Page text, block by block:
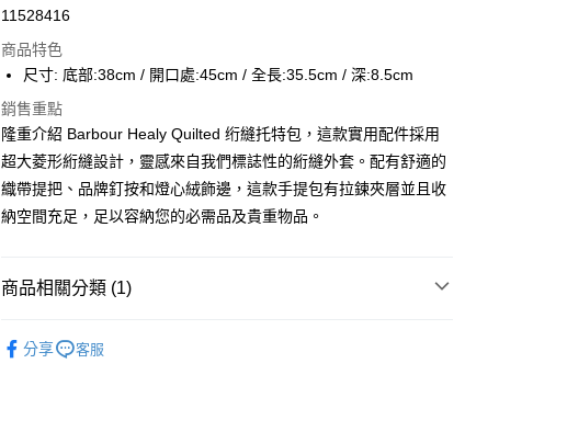
3 期 0 利率 每期 NT$1,200
合作金庫商業銀行
華南商業銀行
上海商業儲蓄銀行
台北富邦商業銀行
國泰世華商業銀行
兆豐國際商業銀行
臺灣中小企業銀行
台中商業銀行
匯豐（台灣）商業銀行
華泰商業銀行
玉山商業銀行
LINE Pay
Apple Pay
街口支付
悠遊付
AFTEE先享後付
11528416
商品特色
尺寸: 底部:38cm / 開口處:45cm / 全長:35.5cm / 深:8.5cm
銷售重點
隆重介紹 Barbour Healy Quilted 绗縫托特包，這款實用配件採用
超大菱形絎縫設計，靈感來自我們標誌性的絎縫外套。配有舒適的
織帶提把、品牌釘按和燈心絨飾邊，這款手提包有拉鍊夾層並且收
納空間充足，足以容納您的必需品及貴重物品。
商品相關分類 (1)
分享
客服